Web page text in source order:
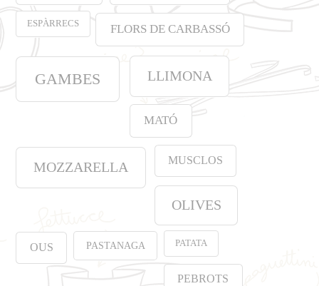
ESPÀRRECS FLORS DE CARBASSÓ
GAMBES LLIMONA
MATÓ
MOZZARELLA MUSCLOS
OLIVES
OUS PASTANAGA PATATA
PEBROTS